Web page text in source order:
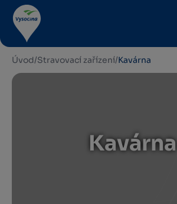
Úvod/Stravovací zařízení/Kavárna
Kavárna